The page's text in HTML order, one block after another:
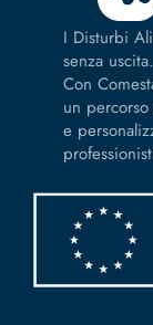
I Disturbi
senza uscita.
Con
un
e